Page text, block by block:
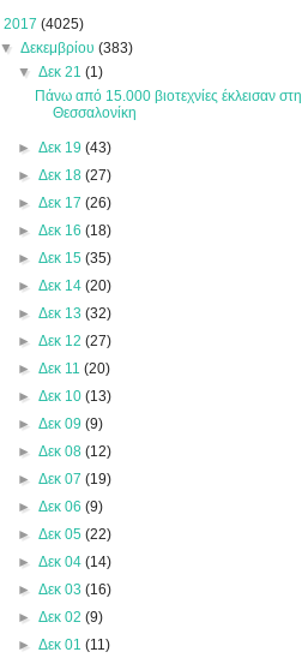
2017 (4025)
▼Δεκεμβρίου(383)
▼ Δεκ 21 (1)
Πάνω από 15.000 βιοτεχνίες έκλεισαν στη
Θεσσαλονίκη
► Δεκ 19 (43)
► Δεκ 18 (27)
► Δεκ 17 (26)
► Δεκ 16 (18)
► Δεκ 15 (35)
► Δεκ 14 (20)
► Δεκ 13 (32)
► Δεκ 12 (27)
► Δεκ 11 (20)
► Δεκ 10 (13)
► Δεκ 09 (9)
► Δεκ 08 (12)
► Δεκ 07 (19)
► Δεκ 06 (9)
► Δεκ 05 (22)
► Δεκ 04 (14)
► Δεκ 03 (16)
► Δεκ 02 (9)
► Δεκ 01 (11)